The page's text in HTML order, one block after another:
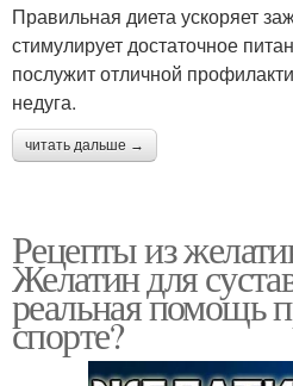
Правильная диета ускоряет
стимулирует достаточное
послужит отличной
недуга.
читать дальше →
Рецепты из
Желатин для
реальная помощь
спорте?